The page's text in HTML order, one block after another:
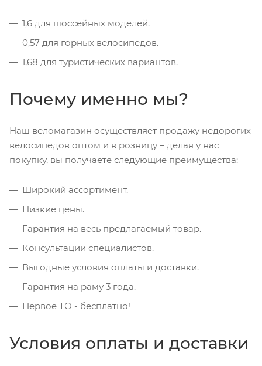
1,6 для шоссейных моделей.
0,57 для горных велосипедов.
1,68 для туристических вариантов.
Почему именно мы?
Наш веломагазин осуществляет продажу недорогих
велосипедов оптом и в розницу – делая у нас
покупку, вы получаете следующие преимущества:
Широкий ассортимент.
Низкие цены.
Гарантия на весь предлагаемый товар.
Консультации специалистов.
Выгодные условия оплаты и доставки.
Гарантия на раму 3 года.
Первое ТО - бесплатно!
Условия оплаты и доставки